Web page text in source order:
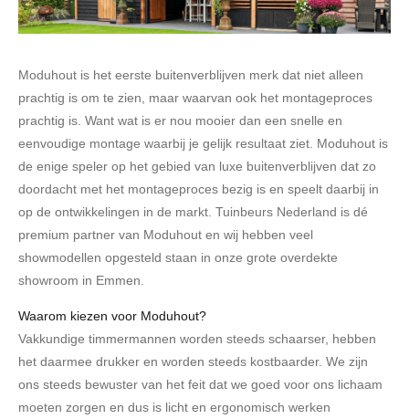
Moduhout is het eerste buitenverblijven merk dat niet alleen
prachtig is om te zien, maar waarvan ook het montageproces
prachtig is. Want wat is er nou mooier dan een snelle en
eenvoudige montage waarbij je gelijk resultaat ziet. Moduhout is
de enige speler op het gebied van luxe buitenverblijven dat zo
doordacht met het montageproces bezig is en speelt daarbij in
op de ontwikkelingen in de markt. Tuinbeurs Nederland is dé
premium partner van Moduhout en wij hebben veel
showmodellen opgesteld staan in onze grote overdekte
showroom in Emmen.
Waarom kiezen voor Moduhout?
Vakkundige timmermannen worden steeds schaarser, hebben
het daarmee drukker en worden steeds kostbaarder. We zijn
ons steeds bewuster van het feit dat we goed voor ons lichaam
moeten zorgen en dus is licht en ergonomisch werken